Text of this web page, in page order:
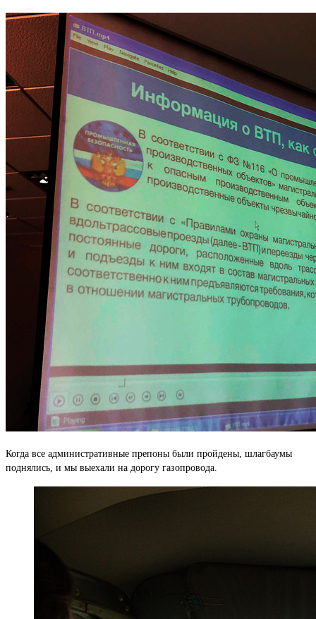
Когда все административные препоны были пройдены, шлагбаумы
поднялись, и мы выехали на дорогу газопровода.